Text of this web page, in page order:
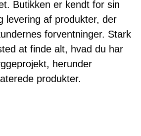
Butikken er kendt for sin
levering af produkter, der
forventninger. Stark
at finde alt, hvad du har
herunder
produkter.